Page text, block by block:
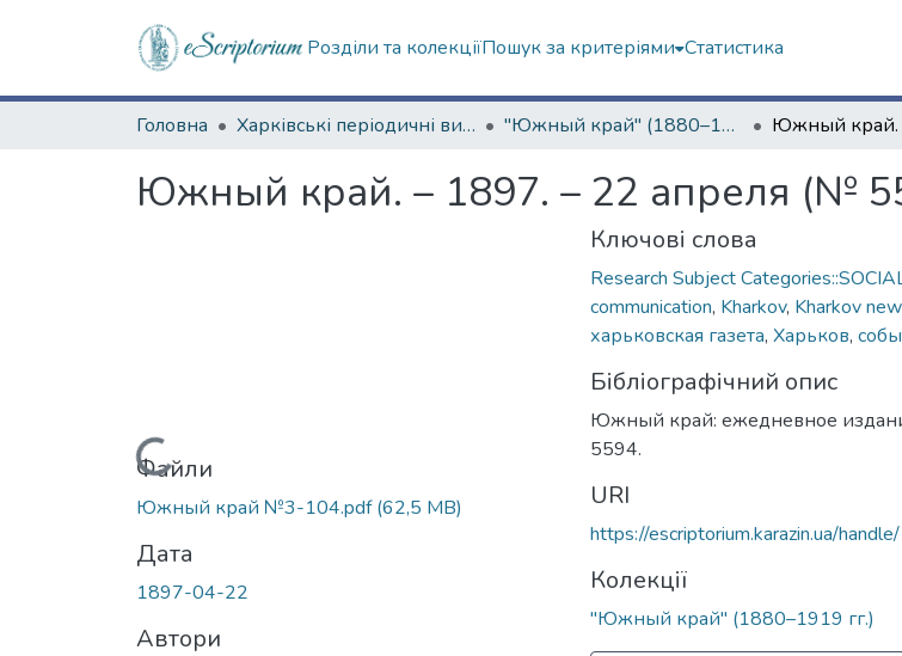
Розділи та колекціїПошук за критеріями Статистика
Головна Харківські періодичні видання "Южный край" (1880–1919 гг.)
Южный край. – 1897. – 22 апреля (№
Вантажиться...
Файли
Южный край №3-104.pdf(62,5 MB)
Дата
1897-04-22
Автори
Ключові слова
Research Subject
communication, Kharkov, Kharkov
харьковская газета, Харьков,
Бібліографічний опис
Южный край: ежедневное
5594.
URI
https://escriptorium.karazin.ua/
Колекції
"Южный край" (1880–1919 гг.)